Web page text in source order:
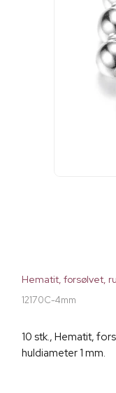
Hematit, forsølvet,
12170C-4mm
10 stk., Hematit,
huldiameter 1 mm.